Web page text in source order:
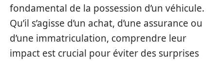
fondamental de la possession d’un véhicule.
Qu’il s’agisse d’un achat, d’une assurance ou
d’une immatriculation, comprendre leur
impact est crucial pour éviter des surprises